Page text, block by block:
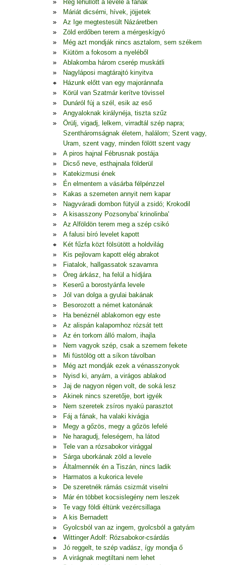
Rég lehullott a levele a fának
Máriát dicsérni, hívek, jöjjetek
Az Ige megtestesült Názáretben
Zöld erdőben terem a mérgeskígyó
Még azt mondják nincs asztalom, sem székem
Kiütöm a fokosom a nyeléből
Ablakomba három cserép muskátli
Nagyláposi magtárajtó kinyitva
Házunk előtt van egy majoránnafa
Körül van Szatmár kerítve tövissel
Dunáról fúj a szél, esik az eső
Angyaloknak királynéja, tiszta szűz
Örülj, vigadj, lelkem, virradtál szép napra;
Szentháromságnak életem, halálom; Szent vagy,
Uram, szent vagy, minden fölött szent vagy
A piros hajnal Fébrusnak postája
Dicső neve, esthajnala földerül
Katekizmusi ének
Én elmentem a vásárba félpénzzel
Kakas a szemeten annyit nem kapar
Nagyváradi dombon fütyül a zsidó; Krokodil
A kisasszony Pozsonyba' krinolinba'
Az Alföldön terem meg a szép csikó
A falusi bíró levelet kapott
Két fűzfa közt fölsütött a holdvilág
Kis pejlovam kapott elég abrakot
Fiatalok, hallgassatok szavamra
Öreg árkász, ha felül a hídjára
Keserű a borostyánfa levele
Jól van dolga a gyulai bakának
Besorozott a német katonának
Ha benéznél ablakomon egy este
Az alispán kalapomhoz rózsát tett
Az én torkom álló malom, ihajla
Nem vagyok szép, csak a szemem fekete
Mi füstölög ott a síkon távolban
Még azt mondják ezek a vénasszonyok
Nyisd ki, anyám, a virágos ablakod
Jaj de nagyon régen volt, de soká lesz
Akinek nincs szeretője, bort igyék
Nem szeretek zsíros nyakú parasztot
Fáj a fának, ha valaki kivágja
Megy a gőzös, megy a gőzös lefelé
Ne haragudj, feleségem, ha látod
Tele van a rózsabokor virággal
Sárga uborkának zöld a levele
Általmennék én a Tiszán, nincs ladik
Harmatos a kukorica levele
De szeretnék rámás csizmát viselni
Már én többet kocsislegény nem leszek
Te vagy földi éltünk vezércsillaga
A kis Bernadett
Gyolcsból van az ingem, gyolcsból a gatyám
Wittinger Adolf: Rózsabokor-csárdás
Jó reggelt, te szép vadász, így mondja ő
A virágnak megtiltani nem lehet